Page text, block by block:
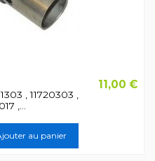
, 11720303 ,
,...
11,00 €
au panier